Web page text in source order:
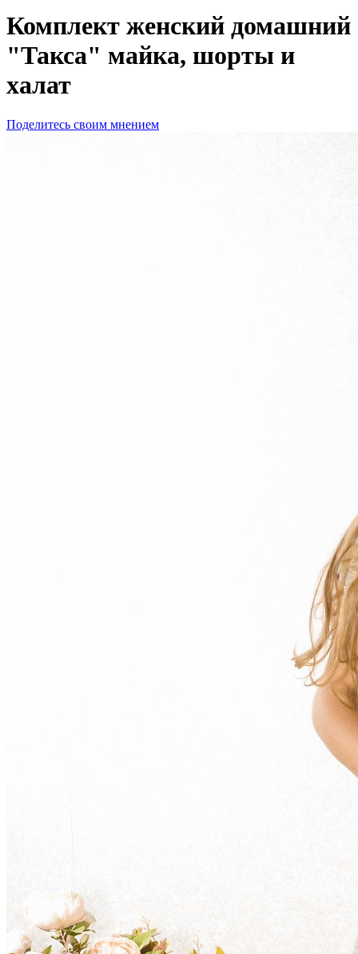
Комплект женский домашний
"Такса" майка, шорты и
халат
Поделитесь своим мнением